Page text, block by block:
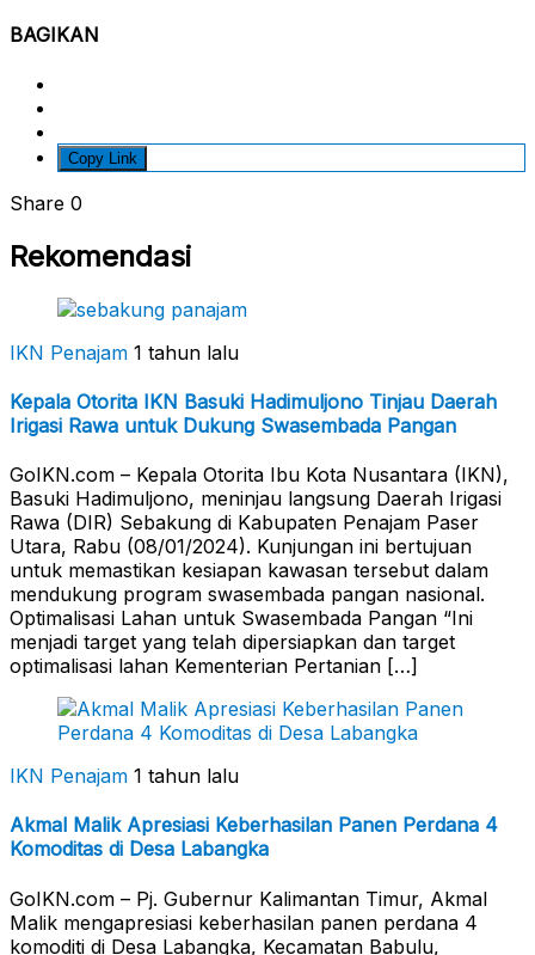
BAGIKAN
Copy Link
Share 0
Rekomendasi
IKN Penajam 1 tahun lalu
Kepala Otorita IKN Basuki Hadimuljono Tinjau Daerah
Irigasi Rawa untuk Dukung Swasembada Pangan
GoIKN.com – Kepala Otorita Ibu Kota Nusantara (IKN),
Basuki Hadimuljono, meninjau langsung Daerah Irigasi
Rawa (DIR) Sebakung di Kabupaten Penajam Paser
Utara, Rabu (08/01/2024). Kunjungan ini bertujuan
untuk memastikan kesiapan kawasan tersebut dalam
mendukung program swasembada pangan nasional.
Optimalisasi Lahan untuk Swasembada Pangan “Ini
menjadi target yang telah dipersiapkan dan target
optimalisasi lahan Kementerian Pertanian […]
IKN Penajam 1 tahun lalu
Akmal Malik Apresiasi Keberhasilan Panen Perdana 4
Komoditas di Desa Labangka
GoIKN.com – Pj. Gubernur Kalimantan Timur, Akmal
Malik mengapresiasi keberhasilan panen perdana 4
komoditi di Desa Labangka, Kecamatan Babulu,